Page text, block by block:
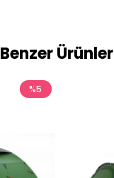
Benzer Ürünler